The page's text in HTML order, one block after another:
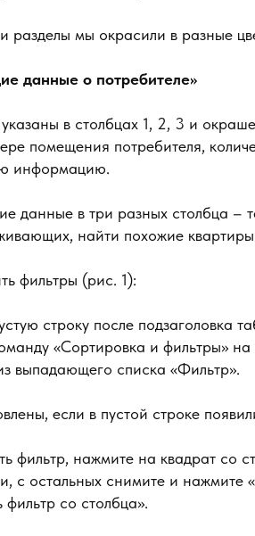
разделы мы окрасили в разные
данные о потребителе»
в столбцах 1, 2, 3 и
помещения потребителя,
информацию.
данные в три разных столбца –
найти похожие
фильтры (рис. 1):
строку после подзаголовка
«Сортировка и фильтры» на
выпадающего списка «Фильтр».
если в пустой строке
фильтр, нажмите на квадрат со
с остальных снимите и
со столбца».